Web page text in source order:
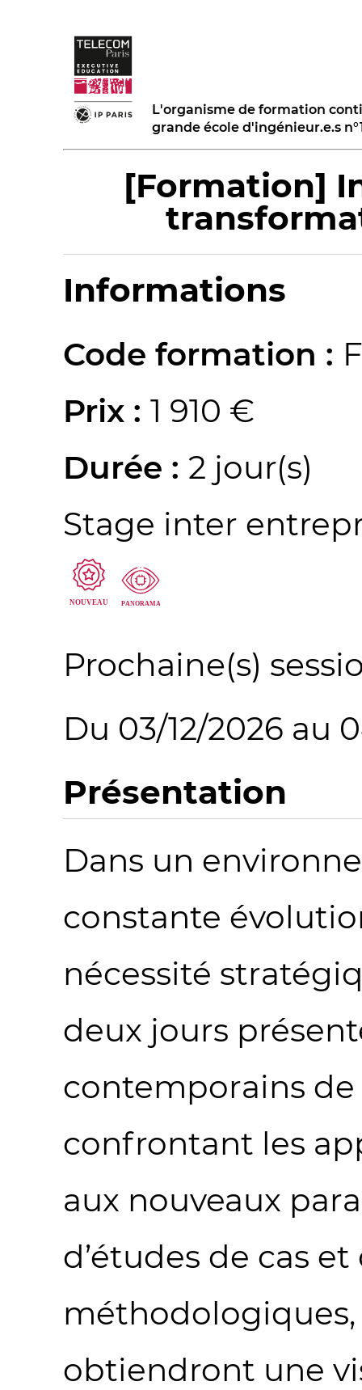
L'organisme de formation
grande école d'ingénieur.e.s
[Formation]
Informations
Code formation :
Prix :1 910 €
Durée : 2 jour(s)
Stage inter
Prochaine(s)
Du 03/12/2026 au
Présentation
Dans un
constante
nécessité
deux jours
contemporains de
confrontant les
aux nouveaux
d’études de cas et
obtiendront une